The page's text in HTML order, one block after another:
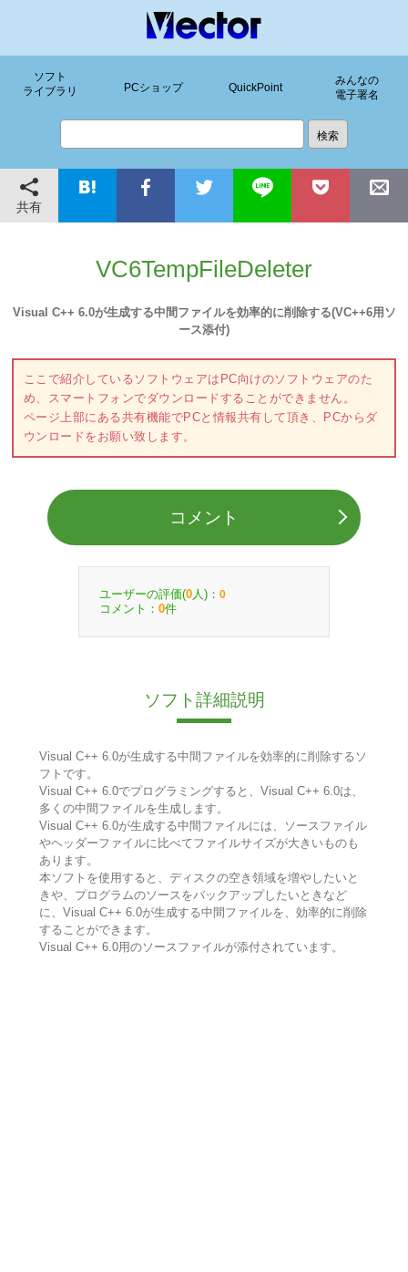
ソフト
ライブラリ
PCショップ QuickPoint
みんなの
電子署名
共有
VC6TempFileDeleter
Visual C++ 6.0が生成する中間ファイルを効率的に削除する(VC++6用ソ
ース添付)
ここで紹介しているソフトウェアはPC向けのソフトウェアのた
め、スマートフォンでダウンロードすることができません。
ページ上部にある共有機能でPCと情報共有して頂き、PCからダ
ウンロードをお願い致します。
コメント
ユーザーの評価(0 人)： 0
コメント： 0件
ソフト詳細説明
Visual C++ 6.0が生成する中間ファイルを効率的に削除するソ
フトです。
Visual C++ 6.0でプログラミングすると、Visual C++ 6.0は、
多くの中間ファイルを生成します。
Visual C++ 6.0が生成する中間ファイルには、ソースファイル
やヘッダーファイルに比べてファイルサイズが大きいものも
あります。
本ソフトを使用すると、ディスクの空き領域を増やしたいと
きや、プログラムのソースをバックアップしたいときなど
に、Visual C++ 6.0が生成する中間ファイルを、効率的に削除
することができます。
Visual C++ 6.0用のソースファイルが添付されています。